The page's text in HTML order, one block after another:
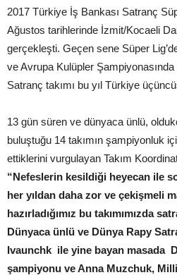
2017 Türkiye İş Bankası Satranç
Ağustos tarihlerinde İzmit/Kocaeli
gerçekleşti. Geçen sene Süper
ve Avrupa Kulüpler
Satranç takımı bu yıl Türkiye
13 gün süren ve dünyaca ünlü,
buluştuğu 14 takımın şampiyonluk
ettiklerini vurgulayan Takım
“Nefeslerin kesildiği heyecan ile
her yıldan daha zor ve çekişmeli
hazırladığımız bu takımımızda
Dünyaca ünlü ve Dünya Rapy
Ivaunchk ile yine bayan masada
şampiyonu ve Anna Muzchuk,